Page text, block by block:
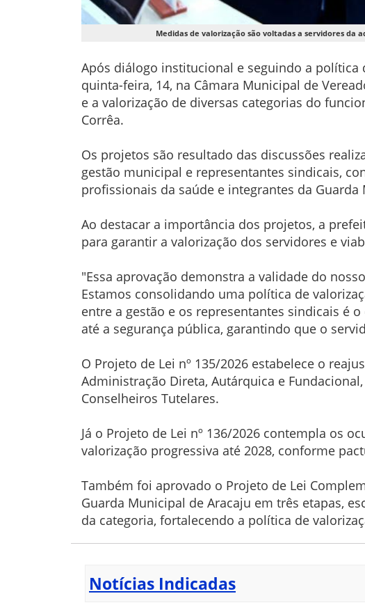
Medidas de valorização são voltadas a servidores da
Após diálogo institucional e seguindo a
quinta-feira, 14, na Câmara Municipal de
e a valorização de diversas categorias do
Corrêa.
Os projetos são resultado das discussões
gestão municipal e representantes sindicais,
profissionais da saúde e integrantes da Guarda
Ao destacar a importância dos projetos, a
para garantir a valorização dos servidores e
"Essa aprovação demonstra a validade do
Estamos consolidando uma política de
entre a gestão e os representantes sindicais é
até a segurança pública, garantindo que o
O Projeto de Lei nº 135/2026 estabelece o
Administração Direta, Autárquica e
Conselheiros Tutelares.
Já o Projeto de Lei nº 136/2026 contempla os
valorização progressiva até 2028, conforme
Também foi aprovado o Projeto de Lei
Guarda Municipal de Aracaju em três etapas,
da categoria, fortalecendo a política de
Notícias Indicadas